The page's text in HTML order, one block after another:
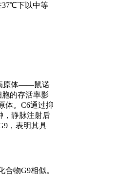
37℃下以中等
原体——鼠诺
胞的存活率影
体。C6通过抑
，静脉注射后
，表明其具
物G9相似。